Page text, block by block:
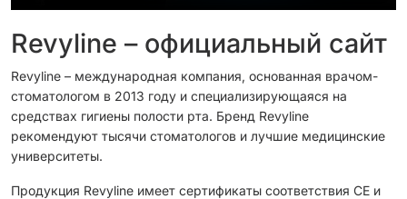
Revyline – официальный сайт
Revyline – международная компания, основанная врачом-
стоматологом в 2013 году и специализирующаяся на
средствах гигиены полости рта. Бренд Revyline
рекомендуют тысячи стоматологов и лучшие медицинские
университеты.
Продукция Revyline имеет сертификаты соответствия CЕ и